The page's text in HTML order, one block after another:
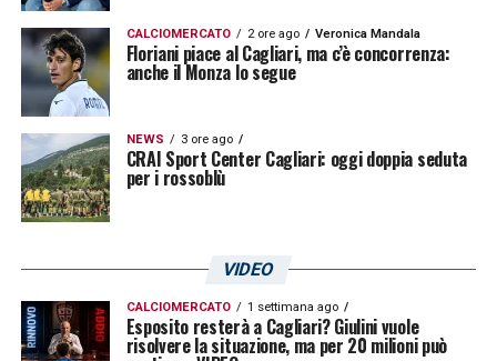
fischi e critichi appena le cose vanno male,
così non mi piace»
TATTICA
avrei cambiato all’intervallo, l’imprevisto ha
portato a fare subito una modifica, poi
siamo intervenuti ulteriormente al riposo. I
parlare della qualità di Mancosu, che ha
bisogno di tempo per ritrovare la condizione,
ma dobbiamo parlare della grande prova di
CALCIOMERCATO 2 ore ago Veronica Mandala
Floriani piace al Cagliari, ma c’è concorrenza:
anche il Monza lo segue
NEWS 3 ore ago
CRAI Sport Center Cagliari: oggi doppia seduta
per i rossoblù
VIDEO
CALCIOMERCATO 1 settimana ago
Esposito resterà a Cagliari? Giulini vuole
risolvere la situazione, ma per 20 milioni può